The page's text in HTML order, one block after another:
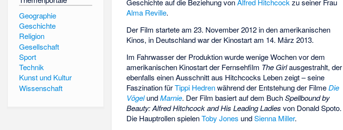
Geographie
Geschichte
Religion
Gesellschaft
Sport
Technik
Kunst und Kultur
Wissenschaft
Geschichte auf die Beziehung vonAlfred Hitchcockzu seiner Frau
Alma Reville.
Der Film startete am 23. November 2012 in den amerikanischen
Kinos, in Deutschland war der Kinostart am 14. März 2013.
Im Fahrwasser der Produktion wurde wenige Wochen vor dem
amerikanischen Kinostart der Fernsehfilm The Girlausgestrahlt, der
ebenfalls einen Ausschnitt aus Hitchcocks Leben zeigt – seine
Faszination fürTippi Hedrenwährend der Entstehung der FilmeDie
VögelundMarnie. Der Film basiert auf dem BuchSpellbound by
Beauty: Alfred Hitchcock and His Leading Ladies von Donald Spoto.
Die Hauptrollen spielenToby Jones undSienna Miller.